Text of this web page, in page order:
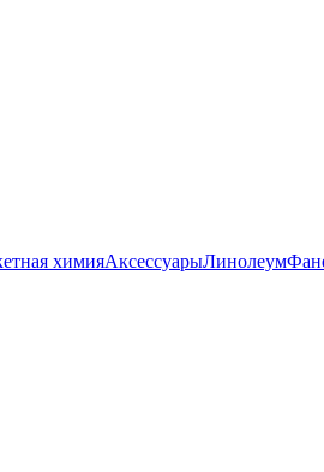
химияАксессуарыЛинолеум